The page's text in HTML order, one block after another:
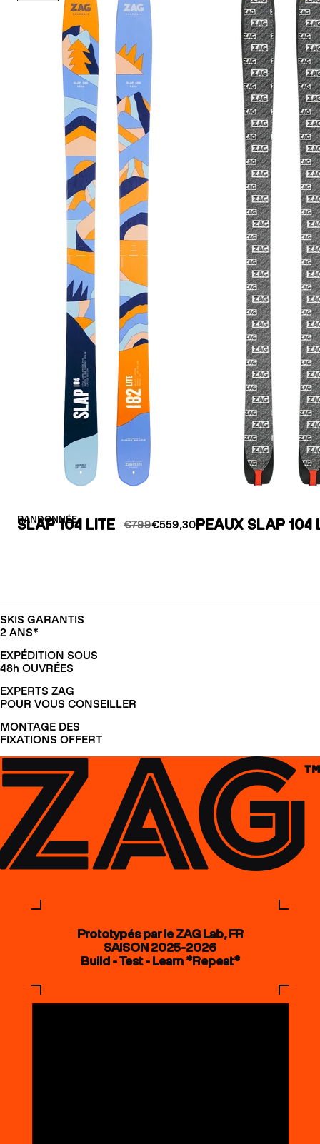
RANDONNÉE
SLAP 104 LITE €799€559,30 PEAUX SLAP 104
SKIS GARANTIS
2 ANS*
EXPÉDITION SOUS
48h OUVRÉES
EXPERTS ZAG
POUR VOUS CONSEILLER
MONTAGE DES
FIXATIONS OFFERT
Prototypés par le ZAG Lab, FR
SAISON 2025-2026
Build - Test - Learn *Repeat*